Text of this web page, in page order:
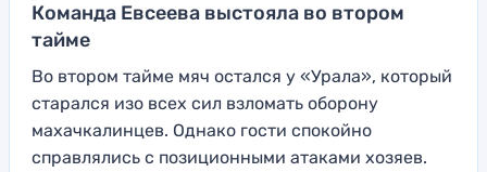
Команда Евсеева выстояла во втором
тайме
Во втором тайме мяч остался у «Урала», который
старался изо всех сил взломать оборону
махачкалинцев. Однако гости спокойно
справлялись с позиционными атаками хозяев.